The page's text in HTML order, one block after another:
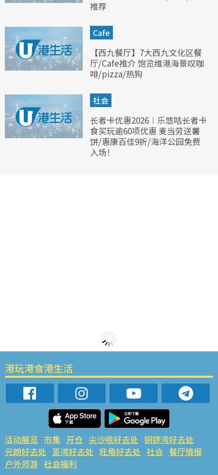
推荐
Cafe
【西九餐厅】7大西九文化区餐
厅/Cafe推介 饱览维港海景叹咖
啡/pizza/热狗
社会
长者卡优惠2026︱乐悠咭长者卡
食买玩逾60项优惠 麦当劳送薯
饼/惠康百佳9折/海洋公园免费
入场！
港玩港食港生活
活动展览 市集 开仓 尖沙咀好去处 铜锣湾好去处
元朗好去处 荃湾好去处 旺角好去处 社会 餐厅情报
户外郊游 社会福利